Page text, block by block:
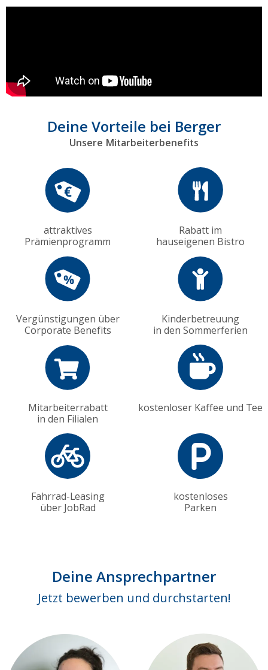
Deine Vorteile bei Berger
Unsere Mitarbeiterbenefits
attraktives
Prämienprogramm
Rabatt im
hauseigenen Bistro
Vergünstigungen über
Corporate Benefits
Kinderbetreuung
in den Sommerferien
Mitarbeiterrabatt
in den Filialen
kostenloser Kaffee und Tee
Fahrrad-Leasing
über JobRad
kostenloses
Parken
Deine Ansprechpartner
Jetzt bewerben und durchstarten!